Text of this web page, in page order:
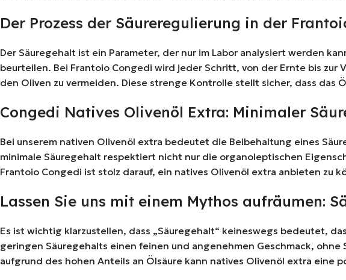
Der Prozess der Säureregulierung in der
Der Säuregehalt ist ein Parameter, der nur im Labor analysiert werden
beurteilen. Bei Frantoio Congedi wird jeder Schritt, von der Ernte bis
den Oliven zu vermeiden. Diese strenge Kontrolle stellt sicher, dass
Congedi Natives Olivenöl Extra: Minimaler
Bei unserem nativen Olivenöl extra bedeutet die Beibehaltung eines
minimale Säuregehalt respektiert nicht nur die organoleptischen
Frantoio Congedi ist stolz darauf, ein natives Olivenöl extra anbieten zu
Lassen Sie uns mit einem Mythos aufräumen:
Es ist wichtig klarzustellen, dass „Säuregehalt“ keineswegs bedeutet,
geringen Säuregehalts einen feinen und angenehmen Geschmack,
aufgrund des hohen Anteils an Ölsäure kann natives Olivenöl extra eine